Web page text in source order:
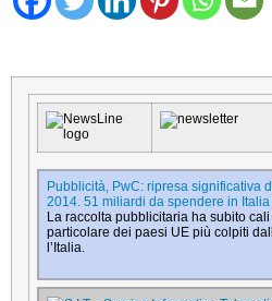
Pubblicità, PwC: ripresa significativa
2014. 51 miliardi da spendere in
La raccolta pubblicitaria ha subito
particolare dei paesi UE più colpiti
l’Italia.